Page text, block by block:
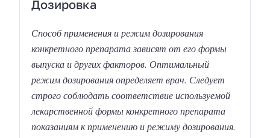
Дозировка
Способ применения и режим дозирования
конкретного препарата зависят от его формы
выпуска и других факторов. Оптимальный
режим дозирования определяет врач. Следует
строго соблюдать соответствие используемой
лекарственной формы конкретного препарата
показаниям к применению и режиму дозирования.